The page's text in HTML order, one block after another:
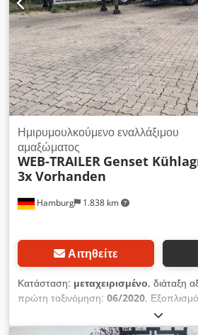
όχημά σας προς ανταλλαγή.
απευθείας στις εγκαταστάσεις μας.
GMBH Μιλάμε: Γερμανικά, Αγγλικά,
Ουκρανικά, Ρωσικά, Βουλγαρικά.
Hamburg 1.838 km
Ημιρυμουλκούμενο εναλλάξιμου
αμαξώματος
WEB-TRAILER Genset
3x Vorhanden
Αιτηθείτε
Κατάσταση: μεταχειρισμένο, διάταξη
πρώτη ταξινόμηση: 06/2020,
ρυμουλκούμενα με ψυκτική μονάδα,
κατασκευής 2020 Dcodpfx Aswgud